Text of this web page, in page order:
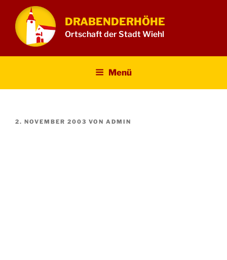
Inhalt
springen
DRABENDERHÖHE
Ortschaft der Stadt Wiehl
Menü
VERÖFFENTLICHT
2. NOVEMBER 2003 VON ADMIN